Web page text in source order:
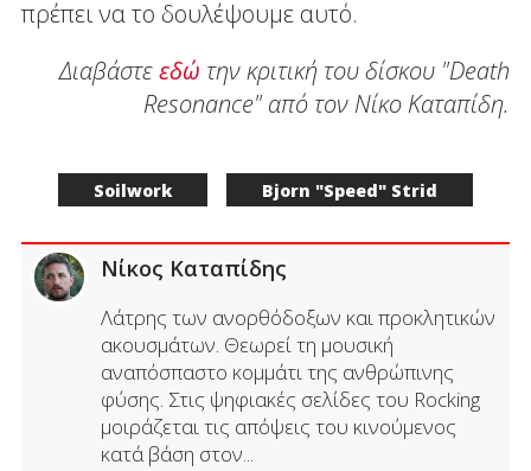
πρέπει να το δουλέψουμε αυτό.
Διαβάστεεδώ την κριτική του δίσκου "Death
Resonance" από τον Νίκο Καταπίδη.
Soilwork Bjorn "Speed" Strid
Νίκος Καταπίδης
Λάτρης των ανορθόδοξων και προκλητικών
ακουσμάτων. Θεωρεί τη μουσική
αναπόσπαστο κομμάτι της ανθρώπινης
φύσης. Στις ψηφιακές σελίδες του Rocking
μοιράζεται τις απόψεις του κινούμενος
κατά βάση στον...